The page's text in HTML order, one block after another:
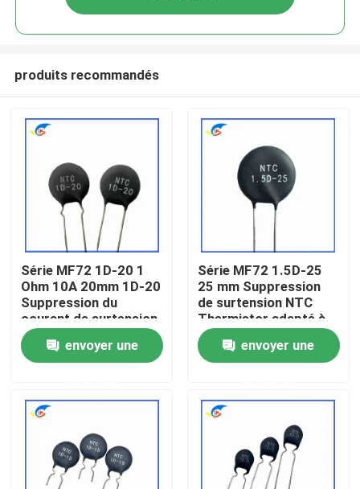
À la maison
Produits
Visite de l'usine
produits recommandés
Série MF72 1D-20 1
Ohm 10A 20mm 1D-20
Suppression du
courant de surtension
NTC Thermistor
adapté à l'alimentation
électrique à haute
envoyer une
Série MF72 1.5D-25
25 mm Suppression
de surtension NTC
Thermistor adapté à
la commutation de
l'alimentation Audio
amplificateur
envoyer une